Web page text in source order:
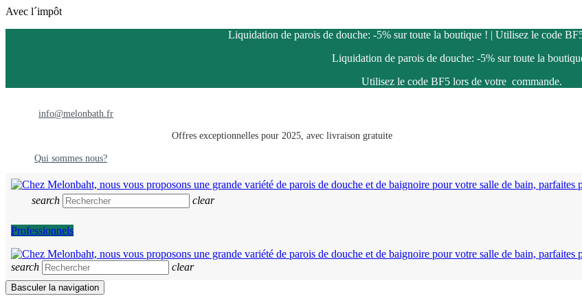
Avec l´impôt
Liquidation de parois de douche: -5% sur toute la boutique ! | Utilisez le code
Liquidation de parois de douche: -5% sur toute la
Utilisez le code BF5 lors de votre commande.
info@melonbath.fr
Offres exceptionnelles pour 2025, avec livraison gratuite
Qui sommes nous?
search clear
Professionnels
search clear
Basculer la navigation